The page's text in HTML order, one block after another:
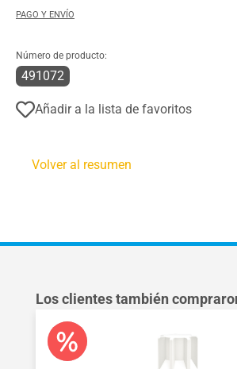
PAGO Y ENVÍO
Número de producto:
491072
Añadir a la lista de favoritos
Volver al resumen
Omitir la galería de productos
Los clientes también